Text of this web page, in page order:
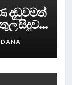
දඩුවමත්
සිදුව